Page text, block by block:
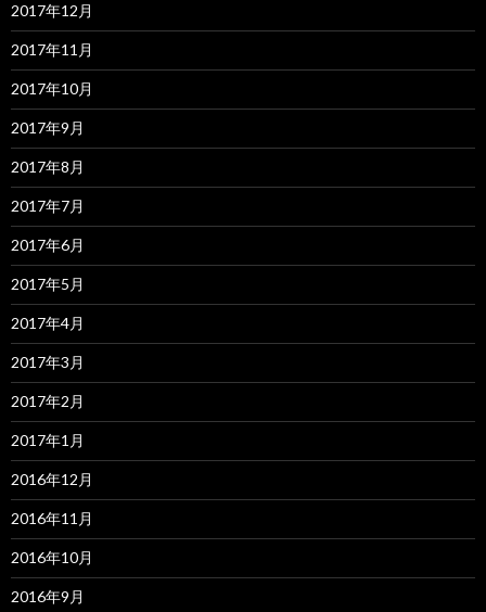
2017年12月
2017年11月
2017年10月
2017年9月
2017年8月
2017年7月
2017年6月
2017年5月
2017年4月
2017年3月
2017年2月
2017年1月
2016年12月
2016年11月
2016年10月
2016年9月